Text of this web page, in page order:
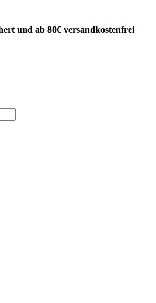
und ab 80€ versandkostenfrei